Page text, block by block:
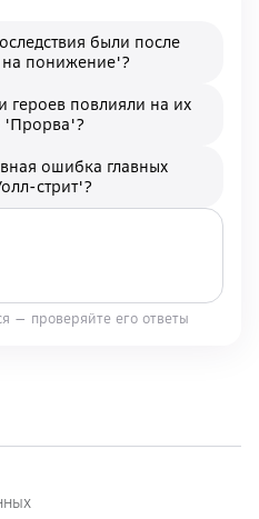
были после
понижение'?
повлияли на их
'Прорва'?
ошибка главных
стрит'?
— проверяйте его ответы